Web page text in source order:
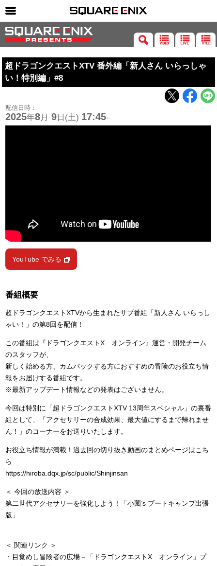
SQUARE ENIX 公式サイトメニュー
マガジン＆ブックス
ミュージック
グッズ
ストア
超ドラゴンクエストXTV 番外編「新人さん いらっしゃ
い！特別編」#8
配信日時：
2025年8月 9 日(土) 17:45-
YouTube でみる
番組概要
超ドラゴンクエストXTVから生まれたサブ番組「新人さん いらっし
ゃい！」の第8回を配信！
この番組は『ドラゴンクエストX オンライン』運営・開発チーム
のスタッフが、
新しく始める方、カムバックする方におすすめの冒険のお役立ち情
報をお届けする番組です。
※最新アップデート情報などの発表はございません。
今回は特別に「超ドラゴンクエストXTV 13周年スペシャル」の裏番
組として、「アクセサリーの合成効果、最大値にするまで帰れませ
ん！」のコーナーをお送りいたします。
お役立ち情報が満載！過去回の切り抜き動画のまとめページはこち
ら
https://hiroba.dqx.jp/sc/public/Shinjinsan
＜ 今回の放送内容 ＞
第二世代アクセサリーを強化しよう！「小薗’s ブートキャンプ出張
版」
＜ 関連リンク ＞
・目覚めし冒険者の広場－「ドラゴンクエストX オンライン」プ